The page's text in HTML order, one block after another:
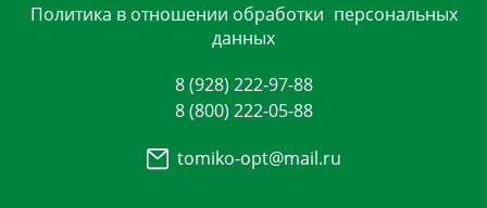
Политика в отношении обработки персональных
данных
8 (928) 222-97-88
8 (800) 222-05-88
tomiko-opt@mail.ru